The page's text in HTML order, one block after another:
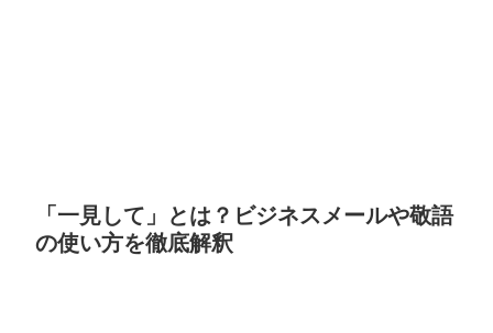
「一見して」とは？ビジネスメールや敬語
の使い方を徹底解釈